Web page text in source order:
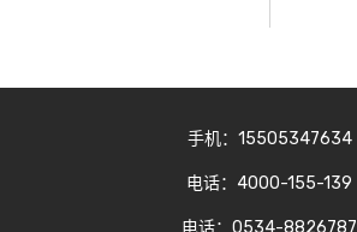
手机：15505347634
电话：4000-155-139
电话：0534-8826787